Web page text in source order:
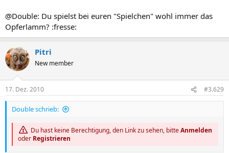
@Double: Du spielst bei euren "Spielchen" wohl immer das
Opferlamm? :fresse:
Pitri
New member
17. Dez. 2010 #3.629
Double schrieb:
Du hast keine Berechtigung, den Link zu sehen, bitteAnmelden
oder Registrieren